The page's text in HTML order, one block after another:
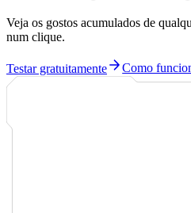
Veja os gostos acumulados de
num clique.
Testar gratuitamente Como